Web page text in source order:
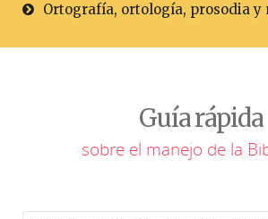
Ortografía, ortología, prosodia y
Guía rápida
sobre el manejo de la